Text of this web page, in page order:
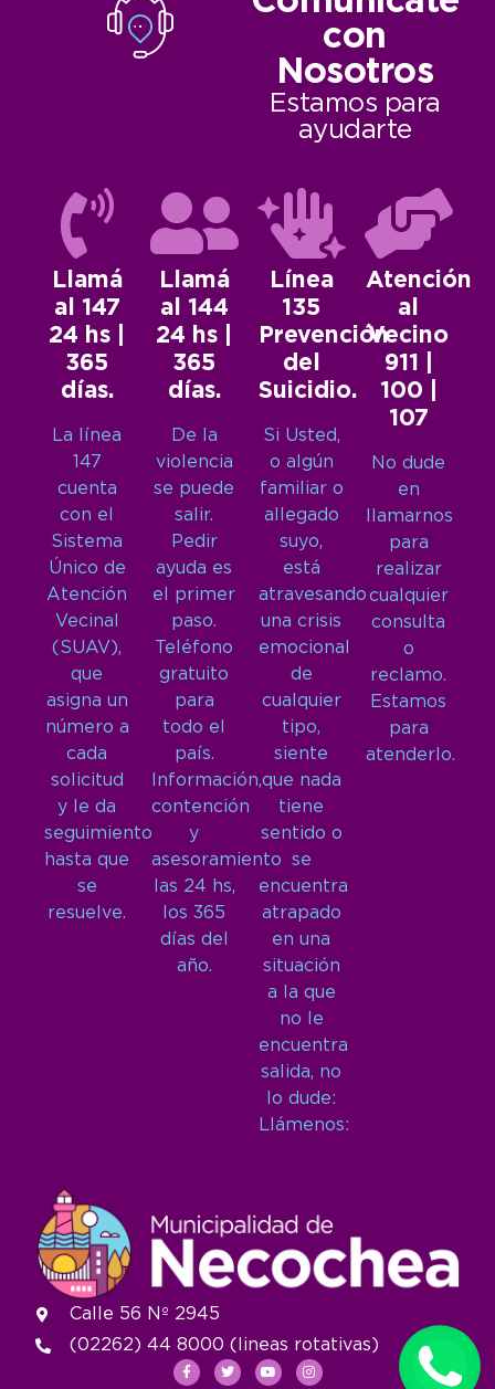
con
Nosotros
Estamos para
ayudarte
Llamá
al 147
24 hs |
365
días.
La línea
147
cuenta
con el
Sistema
Único de
Atención
Vecinal
(SUAV),
que
asigna un
número a
cada
solicitud
y le da
seguimiento
hasta que
se
resuelve.
Llamá
al 144
24 hs |
365
días.
De la
violencia
se puede
salir.
Pedir
ayuda es
el primer
paso.
Teléfono
gratuito
para
todo el
país.
Información,
contención
y
asesoramiento
las 24 hs,
los 365
días del
año.
Línea
135
Prevención
del
Suicidio.
Si Usted,
o algún
familiar o
allegado
suyo,
está
atravesando
una crisis
emocional
de
cualquier
tipo,
siente
que nada
tiene
sentido o
se
encuentra
atrapado
en una
situación
a la que
no le
encuentra
salida, no
lo dude:
Llámenos:
Atención
al
Vecino
911 |
100 |
107
No dude
en
llamarnos
para
realizar
cualquier
consulta
o
reclamo.
Estamos
para
atenderlo.
Calle 56 Nº 2945
(02262) 44 8000 (lineas rotativas)